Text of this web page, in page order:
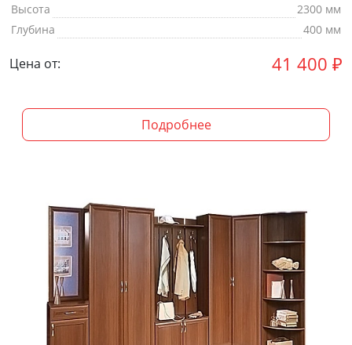
Высота
2300 мм
Глубина
400 мм
Цена от: 41 400 ₽
Подробнее